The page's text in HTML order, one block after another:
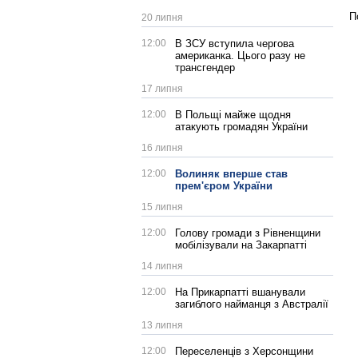
20 липня
12:00
В ЗСУ вступила чергова
американка. Цього разу не
трансгендер
17 липня
12:00
В Польщі майже щодня
атакують громадян України
16 липня
12:00
Волиняк вперше став
прем'єром України
15 липня
12:00
Голову громади з Рівненщини
мобілізували на Закарпатті
14 липня
12:00
На Прикарпатті вшанували
загиблого найманця з Австралії
13 липня
12:00
Переселенців з Херсонщини